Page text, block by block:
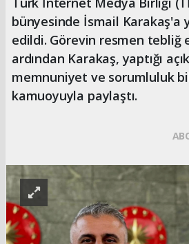
bünyesinde İsmail Karakaş'a
edildi. Görevin resmen tebliğ
ardından Karakaş, yaptığı
memnuniyet ve sorumluluk
kamuoyuyla paylaştı.